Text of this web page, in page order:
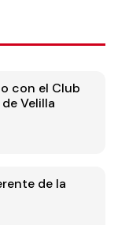
con el Club
Velilla
de la